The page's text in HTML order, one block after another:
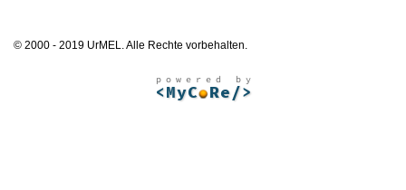
© 2000 - 2019 UrMEL. Alle Rechte vorbehalten.